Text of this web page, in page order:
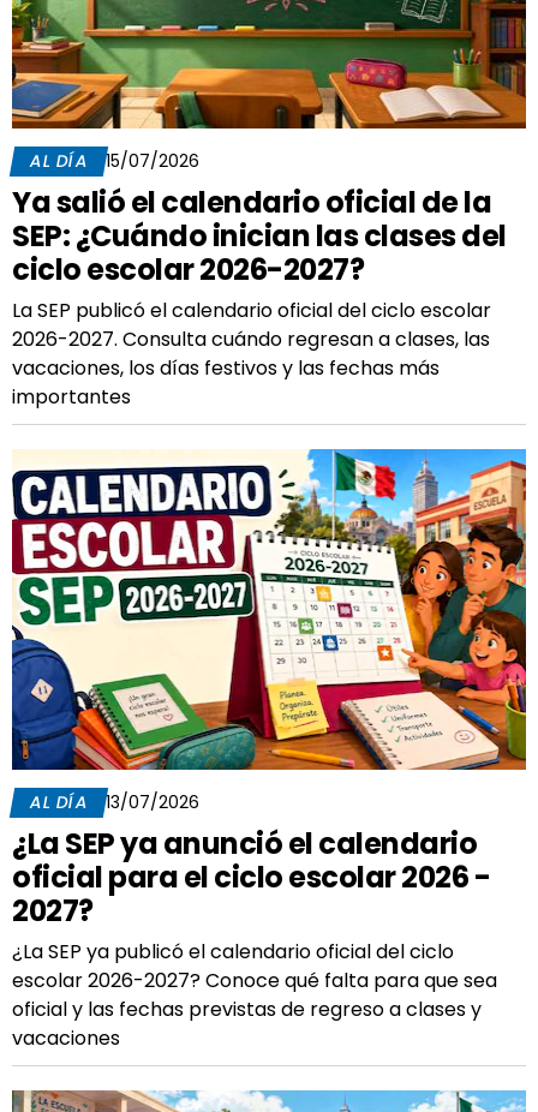
AL DÍA 15/07/2026
Ya salió el calendario oficial de la
SEP: ¿Cuándo inician las clases del
ciclo escolar 2026-2027?
La SEP publicó el calendario oficial del ciclo escolar
2026-2027. Consulta cuándo regresan a clases, las
vacaciones, los días festivos y las fechas más
importantes
AL DÍA 13/07/2026
¿La SEP ya anunció el calendario
oficial para el ciclo escolar 2026 -
2027?
¿La SEP ya publicó el calendario oficial del ciclo
escolar 2026-2027? Conoce qué falta para que sea
oficial y las fechas previstas de regreso a clases y
vacaciones